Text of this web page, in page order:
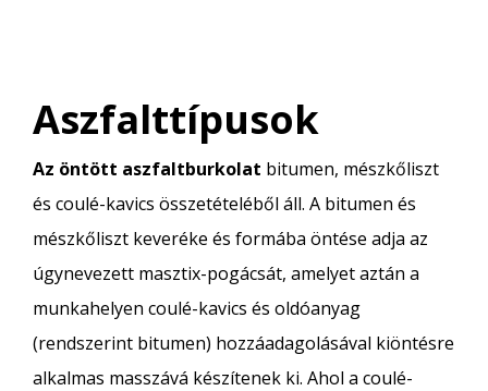
Aszfalttípusok
Az öntött aszfaltburkolat bitumen, mészkőliszt
és coulé-kavics összetételéből áll. A bitumen és
mészkőliszt keveréke és formába öntése adja az
úgynevezett masztix-pogácsát, amelyet aztán a
munkahelyen coulé-kavics és oldóanyag
(rendszerint bitumen) hozzáadagolásával kiöntésre
alkalmas masszává készítenek ki. Ahol a coulé-